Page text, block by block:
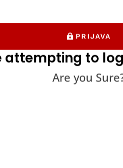
кода, који се спроводе
безбедносних пропуста и
кутије може помоћи
2. Када не морате
PRIJAVA
attempting to log
Are you